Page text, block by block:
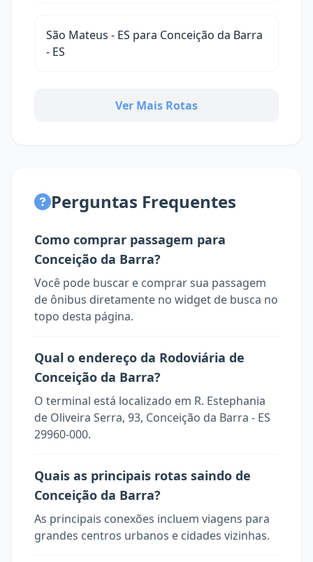
São Mateus - ES para Conceição da Barra
- ES
Ver Mais Rotas
Perguntas Frequentes
Como comprar passagem para
Conceição da Barra?
Você pode buscar e comprar sua passagem
de ônibus diretamente no widget de busca no
topo desta página.
Qual o endereço da Rodoviária de
Conceição da Barra?
O terminal está localizado em R. Estephania
de Oliveira Serra, 93, Conceição da Barra - ES
29960-000.
Quais as principais rotas saindo de
Conceição da Barra?
As principais conexões incluem viagens para
grandes centros urbanos e cidades vizinhas.